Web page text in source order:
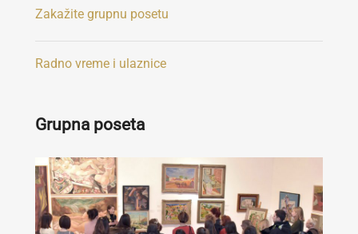
Zakažite grupnu posetu
Radno vreme i ulaznice
Grupna poseta